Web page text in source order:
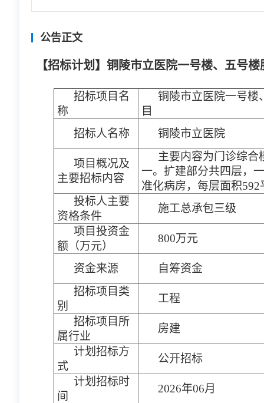
公告正文
【招标计划】铜陵市立医院一号楼、五号
招标项目名
称
铜陵市立医院一号楼
目
招标人名称
铜陵市立医院
项目概况及
主要招标内容
主要内容为门诊综合
一。扩建部分共四层，
准化病房，每层面积
投标人主要
资格条件
施工总承包三级
项目投资金
额（万元）
800万元
资金来源
自筹资金
招标项目类
别
工程
招标项目所
属行业
房建
计划招标方
式
公开招标
计划招标时
间
2026年06月